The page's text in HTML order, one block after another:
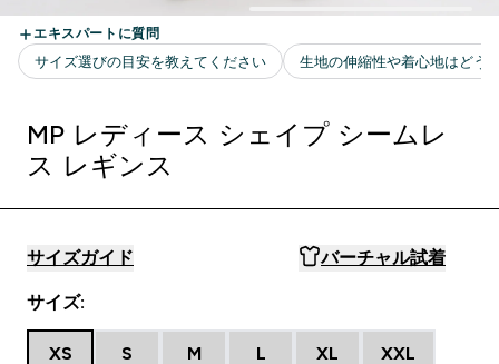
MP レディース シェイプ シームレ
ス レギンス
サイズガイド バーチャル試着
サイズ:
XS S M L XL XXL